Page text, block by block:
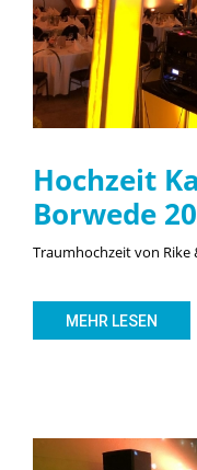
Hochzeit
Borwede
Traumhochzeit von Rike
MEHR LESEN